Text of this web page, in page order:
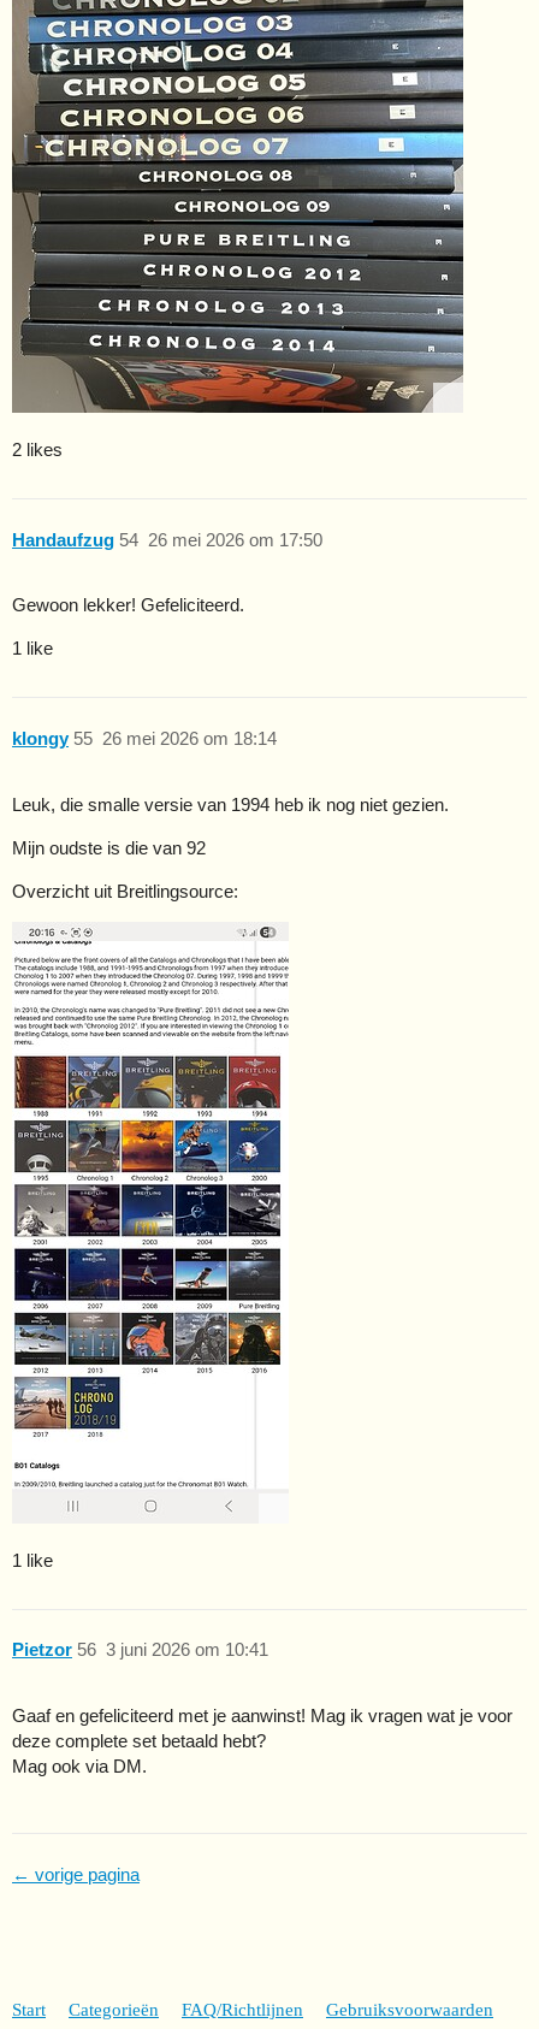
2 likes
Handaufzug 26 mei 2026 om 17:50
54
Gewoon lekker! Gefeliciteerd.
1 like
klongy 26 mei 2026 om 18:14
55
Leuk, die smalle versie van 1994 heb ik nog niet gezien.
Mijn oudste is die van 92
Overzicht uit Breitlingsource:
1 like
Pietzor 3 juni 2026 om 10:41
56
Gaaf en gefeliciteerd met je aanwinst! Mag ik vragen wat je voor
deze complete set betaald hebt?
Mag ook via DM.
← vorige pagina
Start Categorieën FAQ/Richtlijnen Gebruiksvoorwaarden